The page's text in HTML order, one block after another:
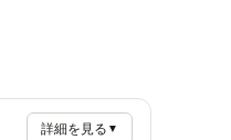
詳細を見る ▼